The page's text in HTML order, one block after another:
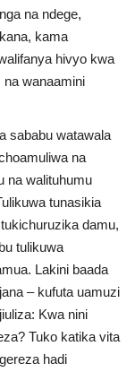
na ndege,
kama
hivyo kwa
wanaamini
sababu watawala
na
na walituhumu
tunasikia
damu,
tulikuwa
Lakini baada
– kufuta uamuzi
Kwa nini
Tuko katika vita
hadi